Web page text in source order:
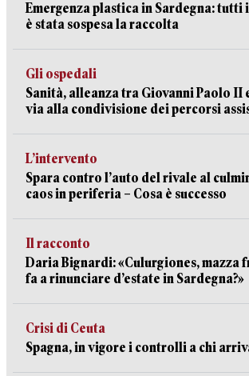
Emergenza plastica in Sardegna: tutti
è stata sospesa la raccolta
Gli ospedali
Sanità, alleanza tra Giovanni Paolo II
via alla condivisione dei percorsi
L’intervento
Spara contro l’auto del rivale al
caos in periferia – Cosa è successo
Il racconto
Daria Bignardi: «Culurgiones, mazza
fa a rinunciare d’estate in Sardegna?»
Crisi di Ceuta
Spagna, in vigore i controlli a chi